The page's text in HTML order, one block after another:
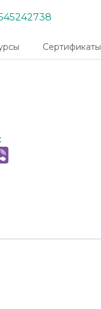
Сертификаты